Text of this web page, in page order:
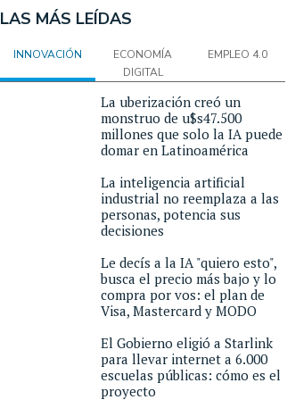
LAS MÁS LEÍDAS
INNOVACIÓN
ECONOMÍA
DIGITAL
EMPLEO 4.0
La uberización creó un
monstruo de u$s47.500
millones que solo la IA puede
domar en Latinoamérica
La inteligencia artificial
industrial no reemplaza a las
personas, potencia sus
decisiones
Le decís a la IA "quiero esto",
busca el precio más bajo y lo
compra por vos: el plan de
Visa, Mastercard y MODO
El Gobierno eligió a Starlink
para llevar internet a 6.000
escuelas públicas: cómo es el
proyecto